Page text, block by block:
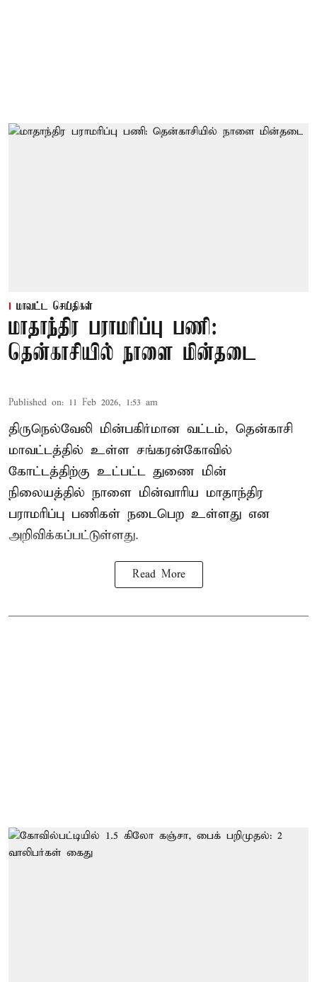
மாவட்ட செய்திகள்
மாதாந்திர பராமரிப்பு பணி:
தென்காசியில் நாளை மின்தடை
Published on: 11 Feb 2026, 1:53 am
திருநெல்வேலி மின்பகிர்மான வட்டம், தென்காசி
மாவட்டத்தில் உள்ள சங்கரன்கோவில்
கோட்டத்திற்கு உட்பட்ட துணை மின்
நிலையத்தில் நாளை மின்வாரிய மாதாந்திர
பராமரிப்பு பணிகள் நடைபெற உள்ளது என
அறிவிக்கப்பட்டுள்ளது.
Read More